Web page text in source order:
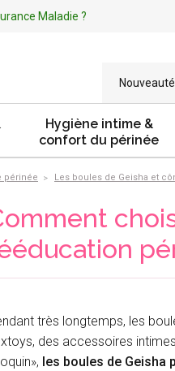
Maladie ?
Hygiène intime &
confort du périnée
périnée Les boules de Geisha et
très longtemps, les
des accessoires
les boules de Geisha